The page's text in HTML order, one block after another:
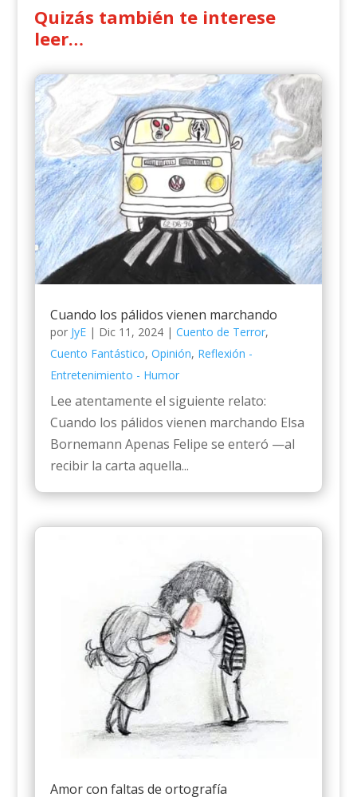
Quizás también te interese
leer…
Cuando los pálidos vienen marchando
por JyE| Dic 11, 2024| Cuento de Terror,
Cuento Fantástico, Opinión, Reflexión -
Entretenimiento - Humor
Lee atentamente el siguiente relato:
Cuando los pálidos vienen marchando Elsa
Bornemann Apenas Felipe se enteró —al
recibir la carta aquella...
Amor con faltas de ortografía